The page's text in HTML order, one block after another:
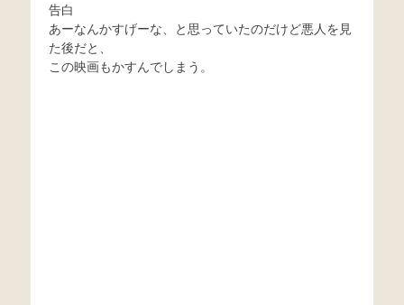
告白
あーなんかすげーな、と思っていたのだけど悪人を見
た後だと、
この映画もかすんでしまう。